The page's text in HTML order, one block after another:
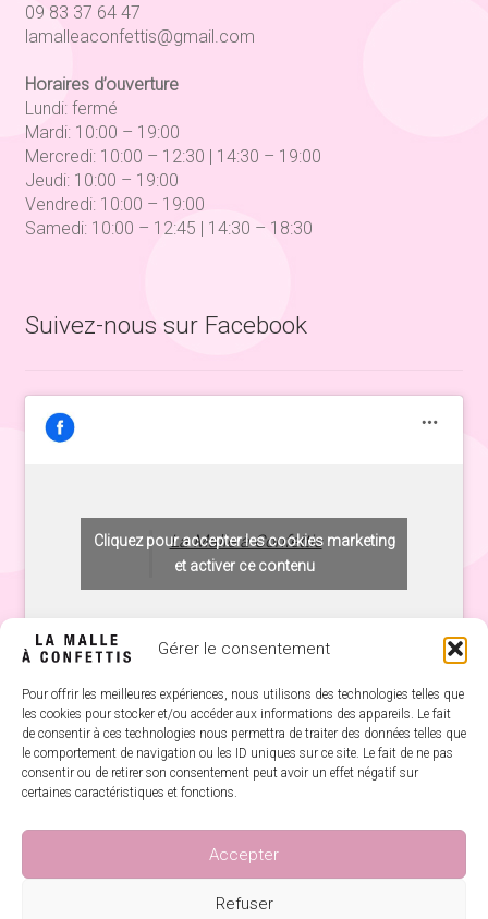
Gérer le consentement
Pour offrir les meilleures expériences, nous utilisons des technologies telles que
les cookies pour stocker et/ou accéder aux informations des appareils. Le fait
de consentir à ces technologies nous permettra de traiter des données telles que
le comportement de navigation ou les ID uniques sur ce site. Le fait de ne pas
consentir ou de retirer son consentement peut avoir un effet négatif sur
certaines caractéristiques et fonctions.
Accepter
Refuser
09 83 37 64 47
lamalleaconfettis@gmail.com
Horaires d’ouverture
Lundi: fermé
Mardi: 10:00 – 19:00
Mercredi: 10:00 – 12:30 | 14:30 – 19:00
Jeudi: 10:00 – 19:00
Vendredi: 10:00 – 19:00
Samedi: 10:00 – 12:45 | 14:30 – 18:30
Suivez-nous sur Facebook
La Malle à Confettis
Cliquez pour accepter les cookies marketing
et activer ce contenu
© La Malle à Confettis 2018 / Conception du site internet: